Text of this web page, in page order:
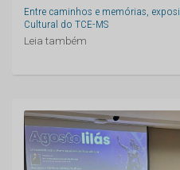
Entre caminhos e memórias,
Cultural do TCE-MS
Leia também